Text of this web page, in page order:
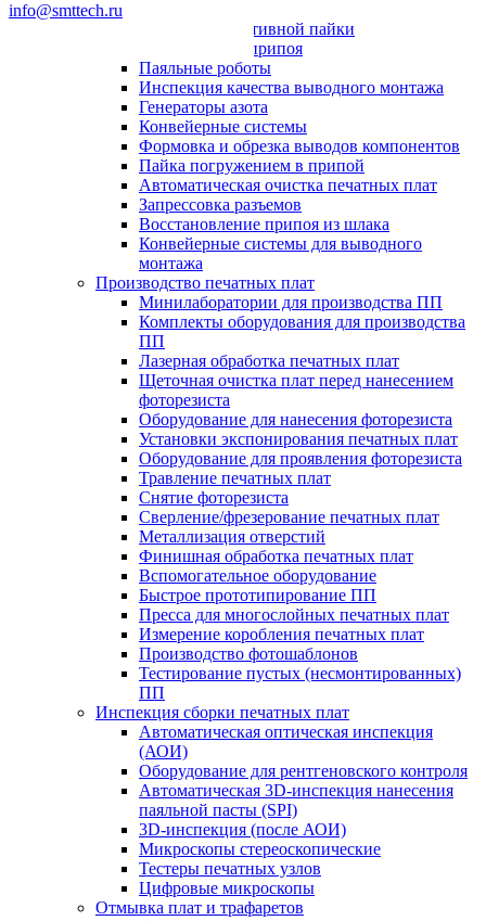
info@smttech.ru
Системы селективной пайки
Пайка волной припоя
Паяльные роботы
Инспекция качества выводного монтажа
Генераторы азота
Конвейерные системы
Формовка и обрезка выводов компонентов
Пайка погружением в припой
Автоматическая очистка печатных плат
Запрессовка разъемов
Восстановление припоя из шлака
Конвейерные системы для выводного
монтажа
Производство печатных плат
Минилаборатории для производства ПП
Комплекты оборудования для производства
ПП
Лазерная обработка печатных плат
Щеточная очистка плат перед нанесением
фоторезиста
Оборудование для нанесения фоторезиста
Установки экспонирования печатных плат
Оборудование для проявления фоторезиста
Травление печатных плат
Снятие фоторезиста
Сверление/фрезерование печатных плат
Металлизация отверстий
Финишная обработка печатных плат
Вспомогательное оборудование
Быстрое прототипирование ПП
Пресса для многослойных печатных плат
Измерение коробления печатных плат
Производство фотошаблонов
Тестирование пустых (несмонтированных)
ПП
Инспекция сборки печатных плат
Автоматическая оптическая инспекция
(АОИ)
Оборудование для рентгеновского контроля
Автоматическая 3D-инспекция нанесения
паяльной пасты (SPI)
3D-инспекция (после АОИ)
Микроскопы стереоскопические
Тестеры печатных узлов
Цифровые микроскопы
Отмывка плат и трафаретов